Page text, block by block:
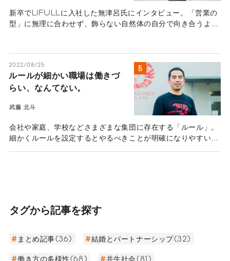
新卒でLIFULLに入社した無津呂氏にインタビュー。「営業の
型」に無理に合わせず、飾らない自然体の自分で向き合うよう
なキャリア論。
2022/08/25
ルールが細かい職場は働きづ
らい、なんてない。
武藤 北斗
会社や家庭、学校などさまざまな集団に存在する「ルール」。
細かくルールを設定するとやるべきことが明確になりやすい一
と考える武藤さんに、組織を良くするためのルールを作る上で
タグから記事を探す
まとめ記事(36) 結婚とパートナーシップ(32)
働き方の多様性(68) 共生社会(81)